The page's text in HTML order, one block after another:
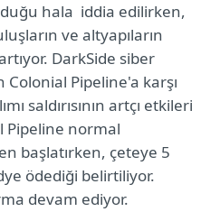
hala iddia edilirken,
ve altyapıların
DarkSide siber
Pipeline'a karşı
saldırısının artçı etkileri
Pipeline normal
başlatırken, çeteye 5
ödediği belirtiliyor.
devam ediyor.